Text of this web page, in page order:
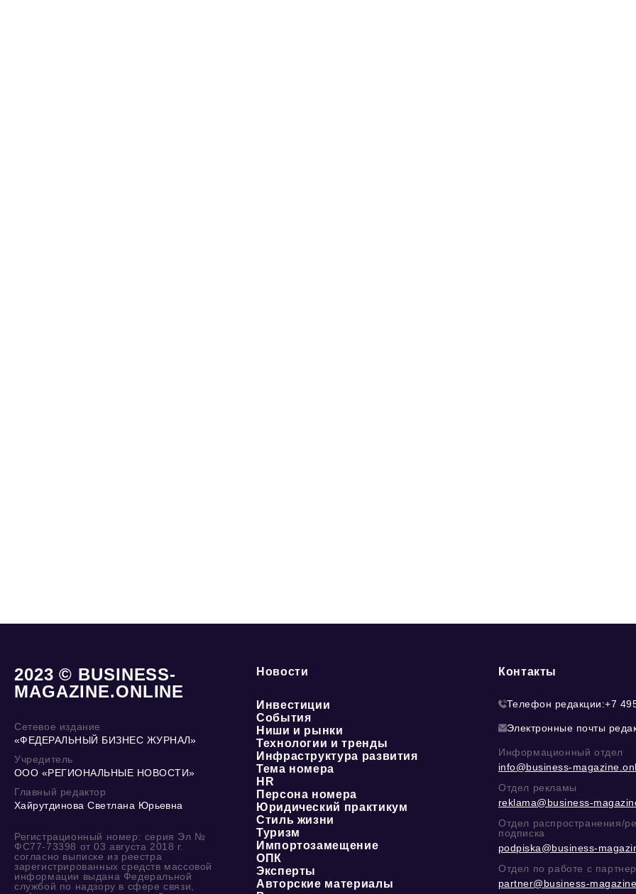
2023 © BUSINESS-
MAGAZINE.ONLINE
Сетевое издание
«ФЕДЕРАЛЬНЫЙ БИЗНЕС ЖУРНАЛ»
Учредитель
ООО «РЕГИОНАЛЬНЫЕ НОВОСТИ»
Главный редактор
Хайрутдинова Светлана Юрьевна
Регистрационный номер: серия Эл №
ФС77-73398 от 03 августа 2018 г.
согласно выписке из реестра
зарегистрированных средств массовой
информации выдана Федеральной
службой по надзору в сфере связи,
Новости
Инвестиции
События
Ниши и рынки
Технологии и тренды
Инфраструктура развития
Тема номера
HR
Персона номера
Юридический практикум
Стиль жизни
Туризм
Импортозамещение
ОПК
Эксперты
Авторские материалы
Контакты
Телефон редакции:+7
Электронные почты
Информационный отдел
info@business-
Отдел рекламы
reklama@business-
Отдел распространения/
подписка
podpiska@business-
Отдел по работе с
partner@business-